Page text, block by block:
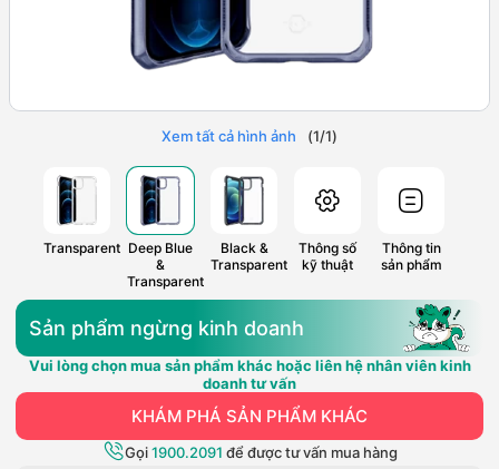
Xem tất cả hình ảnh (1/1)
Transparent Deep Blue
&
Transparent
Black &
Transparent
Thông số
kỹ thuật
Thông tin
sản phẩm
Sản phẩm ngừng kinh doanh
Vui lòng chọn mua sản phẩm khác hoặc liên hệ nhân viên kinh
doanh tư vấn
KHÁM PHÁ SẢN PHẨM KHÁC
Gọi1900.2091 để được tư vấn mua hàng